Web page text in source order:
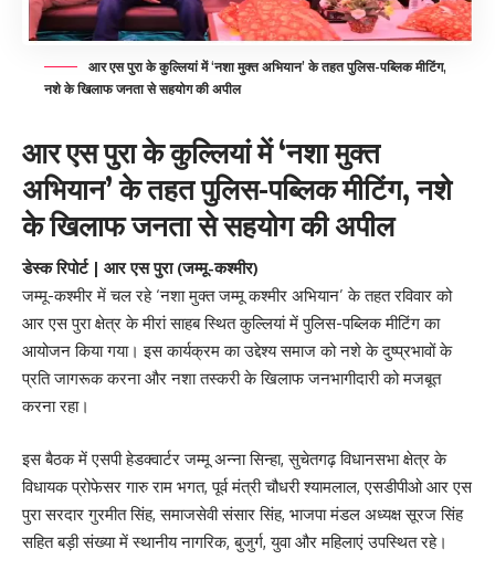
आर एस पुरा के कुल्लियां में ‘नशा मुक्त अभियान’ के तहत पुलिस-पब्लिक मीटिंग,
नशे के खिलाफ जनता से सहयोग की अपील
आर एस पुरा के कुल्लियां में ‘नशा मुक्त
अभियान’ के तहत पुलिस-पब्लिक मीटिंग, नशे
के खिलाफ जनता से सहयोग की अपील
डेस्क रिपोर्ट | आर एस पुरा (जम्मू-कश्मीर)
जम्मू-कश्मीर में चल रहे ‘नशा मुक्त जम्मू कश्मीर अभियान’ के तहत रविवार को
आर एस पुरा क्षेत्र के मीरां साहब स्थित कुल्लियां में पुलिस-पब्लिक मीटिंग का
आयोजन किया गया। इस कार्यक्रम का उद्देश्य समाज को नशे के दुष्प्रभावों के
प्रति जागरूक करना और नशा तस्करी के खिलाफ जनभागीदारी को मजबूत
करना रहा।
इस बैठक में एसपी हेडक्वार्टर जम्मू अन्ना सिन्हा, सुचेतगढ़ विधानसभा क्षेत्र के
विधायक प्रोफेसर गारु राम भगत, पूर्व मंत्री चौधरी श्यामलाल, एसडीपीओ आर एस
पुरा सरदार गुरमीत सिंह, समाजसेवी संसार सिंह, भाजपा मंडल अध्यक्ष सूरज सिंह
सहित बड़ी संख्या में स्थानीय नागरिक, बुजुर्ग, युवा और महिलाएं उपस्थित रहे।